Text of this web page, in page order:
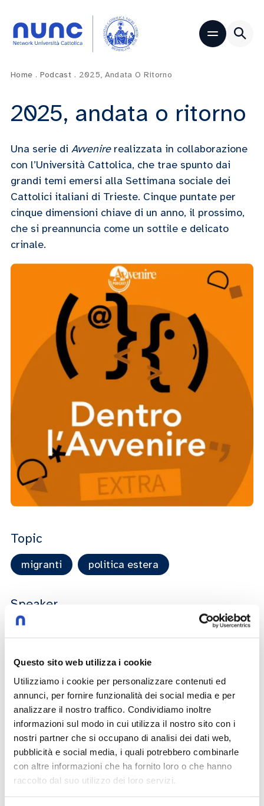
Questo sito web utilizza i cookie
Utilizziamo i cookie per personalizzare contenuti ed
annunci, per fornire funzionalità dei social media e per
analizzare il nostro traffico. Condividiamo inoltre
informazioni sul modo in cui utilizza il nostro sito con i
nostri partner che si occupano di analisi dei dati web,
pubblicità e social media, i quali potrebbero combinarle
con altre informazioni che ha fornito loro o che hanno
raccolto dal suo utilizzo dei loro servizi.
Home . Podcast . 2025, Andata O Ritorno
2025, andata o ritorno
Una serie di Avvenire realizzata in collaborazione
con l’Università Cattolica, che trae spunto dai
grandi temi emersi alla Settimana sociale dei
Cattolici italiani di Trieste. Cinque puntate per
cinque dimensioni chiave di un anno, il prossimo,
che si preannuncia come un sottile e delicato
crinale.
Topic
migranti politica estera
Speaker
Marco Ferrando
Antonio Campati
Rosangela Lodigiani
5 Episodi
2025, andata o ritorno: l'Europa al bivio
22 novembre 2024-2025, andata o ritorno
Speaker:Marco Ferrando Sebastiano Nerozzi